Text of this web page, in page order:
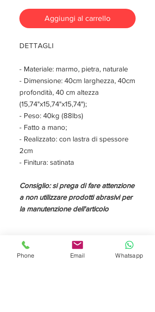
Aggiungi al carrello
DETTAGLI
- Materiale: marmo, pietra, naturale
- Dimensione: 40cm larghezza, 40cm
profondità, 40 cm altezza
(15,74"x15,74"x15,74");
- Peso: 40kg (88lbs)
- Fatto a mano;
- Realizzato: con lastra di spessore
2cm
- Finitura: satinata
Consiglio: si prega di fare attenzione
a non utilizzare prodotti abrasivi per
la manutenzione dell'articolo
DESCRIZIONE
Phone Email Whatsapp